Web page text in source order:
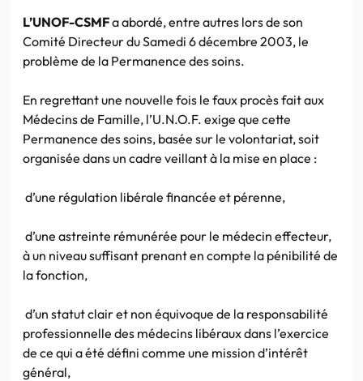
L’UNOF-CSMFa abordé, entre autres lors de son
Comité Directeur du Samedi 6 décembre 2003, le
problème de la Permanence des soins.
En regrettant une nouvelle fois le faux procès fait aux
Médecins de Famille, l’U.N.O.F. exige que cette
Permanence des soins, basée sur le volontariat, soit
organisée dans un cadre veillant à la mise en place :
d’une régulation libérale financée et pérenne,
d’une astreinte rémunérée pour le médecin effecteur,
à un niveau suffisant prenant en compte la pénibilité de
la fonction,
d’un statut clair et non équivoque de la responsabilité
professionnelle des médecins libéraux dans l’exercice
de ce qui a été défini comme une mission d’intérêt
général,